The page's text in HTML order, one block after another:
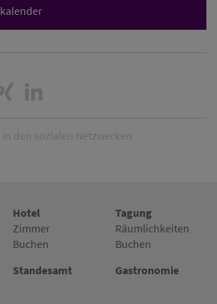
den sozialen Netzwerken
Hotel
Zimmer
Buchen
Tagung
Räumlichkeiten
Buchen
Standesamt Gastronomie